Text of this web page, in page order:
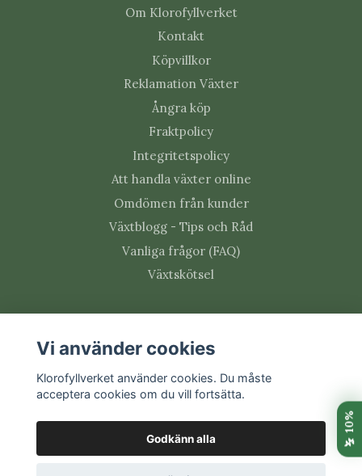
Om Klorofyllverket
Kontakt
Köpvillkor
Reklamation Växter
Ångra köp
Fraktpolicy
Integritetspolicy
Att handla växter online
Omdömen från kunder
Växtblogg - Tips och Råd
Vanliga frågor (FAQ)
Växtskötsel
Prenumerera på vårt nyhetsbrev
Vi använder cookies
Klorofyllverket använder cookies. Du måste
acceptera cookies om du vill fortsätta.
Godkänn alla